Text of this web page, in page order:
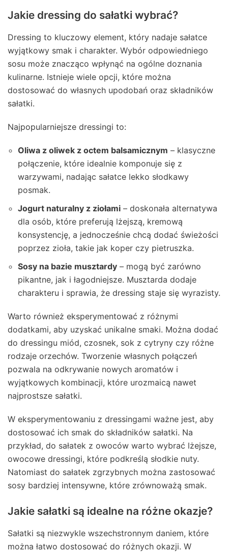
Jakie dressing do sałatki wybrać?
Dressing to kluczowy element, który nadaje sałatce
wyjątkowy smak i charakter. Wybór odpowiedniego
sosu może znacząco wpłynąć na ogólne doznania
kulinarne. Istnieje wiele opcji, które można
dostosować do własnych upodobań oraz składników
sałatki.
Najpopularniejsze dressingi to:
Oliwa z oliwek z octem balsamicznym – klasyczne
połączenie, które idealnie komponuje się z
warzywami, nadając sałatce lekko słodkawy
posmak.
Jogurt naturalny z ziołami – doskonała alternatywa
dla osób, które preferują lżejszą, kremową
konsystencję, a jednocześnie chcą dodać świeżości
poprzez zioła, takie jak koper czy pietruszka.
Sosy na bazie musztardy – mogą być zarówno
pikantne, jak i łagodniejsze. Musztarda dodaje
charakteru i sprawia, że dressing staje się wyrazisty.
Warto również eksperymentować z różnymi
dodatkami, aby uzyskać unikalne smaki. Można dodać
do dressingu miód, czosnek, sok z cytryny czy różne
rodzaje orzechów. Tworzenie własnych połączeń
pozwala na odkrywanie nowych aromatów i
wyjątkowych kombinacji, które urozmaicą nawet
najprostsze sałatki.
W eksperymentowaniu z dressingami ważne jest, aby
dostosować ich smak do składników sałatki. Na
przykład, do sałatek z owoców warto wybrać lżejsze,
owocowe dressingi, które podkreślą słodkie nuty.
Natomiast do sałatek zgrzybnych można zastosować
sosy bardziej intensywne, które zrównoważą smak.
Jakie sałatki są idealne na różne okazje?
Sałatki są niezwykle wszechstronnym daniem, które
można łatwo dostosować do różnych okazji. W